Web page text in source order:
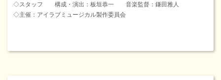
◇スタッフ 構成・演出：板垣恭一 音楽監督：鎌田雅人
◇主催：アイラブミュージカル製作委員会